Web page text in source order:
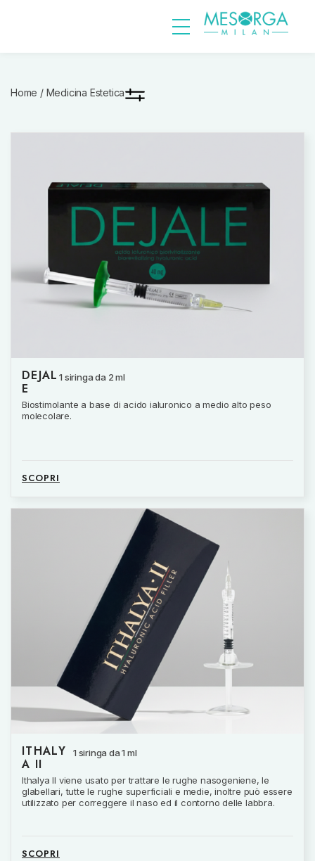
DEJAL
E
1 siringa da 2 ml
Biostimolante a base di acido ialuronico a medio alto peso
molecolare.
SCOPRI
ITHALY
A II
1 siringa da 1 ml
Ithalya II viene usato per trattare le rughe nasogeniene, le
glabellari, tutte le rughe superficiali e medie, inoltre può essere
utilizzato per correggere il naso ed il contorno delle labbra.
SCOPRI
Home / Medicina Estetica